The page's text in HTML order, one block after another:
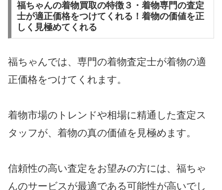
福ちゃんの着物買取の特徴３・着物専門の査定
士が適正価格をつけてくれる！着物の価値を正
しく見極めてくれる
福ちゃんでは、専門の着物査定士が着物の適
正価格をつけてくれます。
着物市場のトレンドや相場に精通した査定ス
タッフが、着物の真の価値を見極めます。
信頼性の高い査定をお望みの方には、福ちゃ
んのサービスが最適である可能性が高いでし